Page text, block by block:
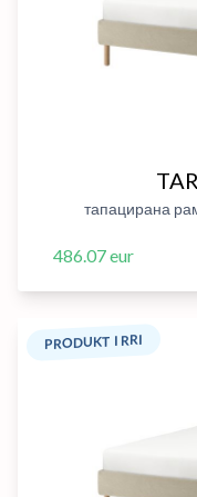
тапацирана
486.07 eur
PRODUKT I RRI